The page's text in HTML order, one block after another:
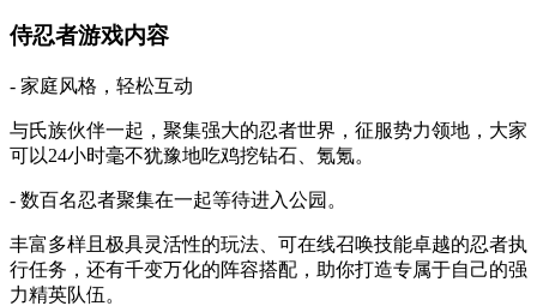
侍忍者游戏内容
- 家庭风格，轻松互动
与氏族伙伴一起，聚集强大的忍者世界，征服势力领地，大家
可以24小时毫不犹豫地吃鸡挖钻石、氪氪。
- 数百名忍者聚集在一起等待进入公园。
丰富多样且极具灵活性的玩法、可在线召唤技能卓越的忍者执
行任务，还有千变万化的阵容搭配，助你打造专属于自己的强
力精英队伍。